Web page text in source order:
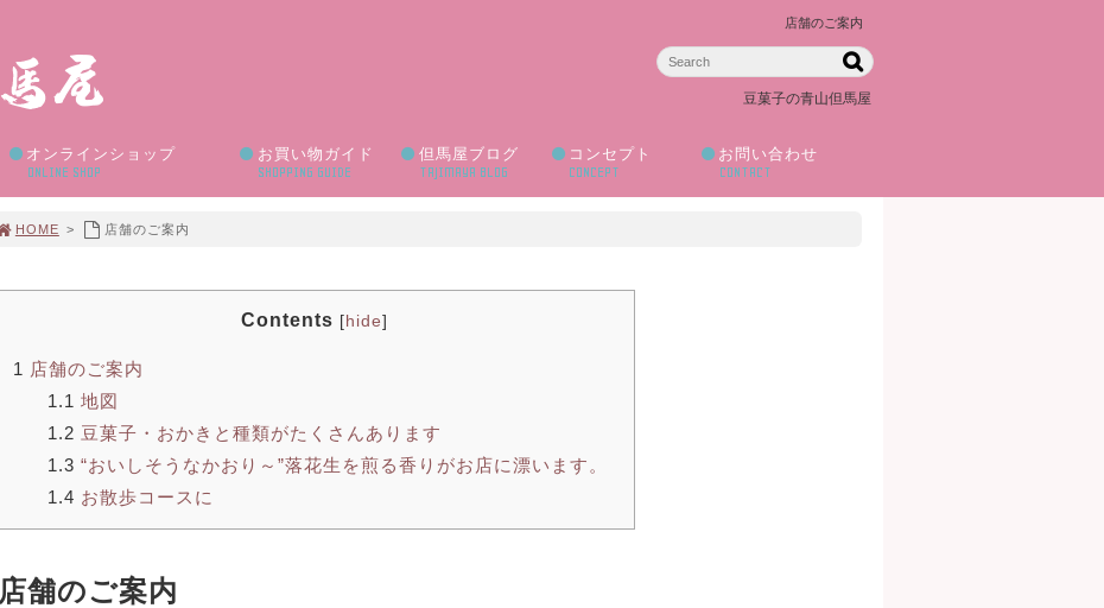
店舗のご案内
豆菓子の青山但馬屋
オンラインショップ
ONLINE SHOP
お買い物ガイド
SHOPPING GUIDE
但馬屋ブログ
TAJIMAYA BLOG
コンセプト
CONCEPT
お問い合わせ
CONTACT
HOME > 店舗のご案内
Contents [hide]
1 店舗のご案内
1.1 地図
1.2 豆菓子・おかきと種類がたくさんあります
1.3 “おいしそうなかおり～”落花生を煎る香りがお店に漂います。
1.4 お散歩コースに
店舗のご案内